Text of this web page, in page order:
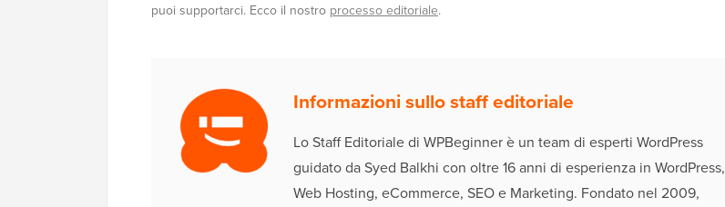
puoi supportarci. Ecco il nostro processo editoriale.
Informazioni sullo staff editoriale
Lo Staff Editoriale di WPBeginner è un team di esperti WordPress
guidato da Syed Balkhi con oltre 16 anni di esperienza in WordPress,
Web Hosting, eCommerce, SEO e Marketing. Fondato nel 2009,